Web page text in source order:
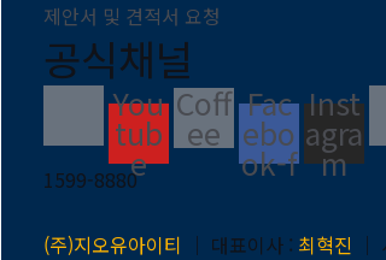
제안서 및 견적서 요청
공식채널
You
tub
e
Coff
ee
Fac
ebo
ok-f
Inst
agra
m
1599-8880
(주)지오유아이티 ｜ 대표이사 : 최혁진